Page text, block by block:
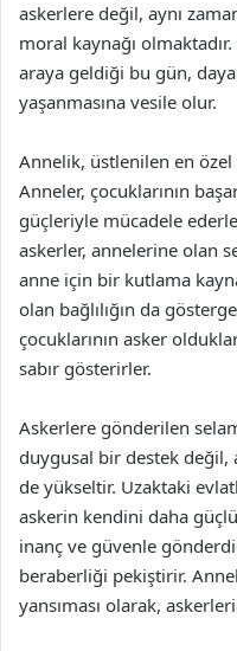
askerlere değil, aynı
moral kaynağı
araya geldiği bu gün,
yaşanmasına vesile olur.
Annelik, üstlenilen en
Anneler, çocuklarının
güçleriyle mücadele
askerler, annelerine olan
anne için bir kutlama
olan bağlılığın da
çocuklarının asker
sabır gösterirler.
Askerlere gönderilen
duygusal bir destek değil,
de yükseltir. Uzaktaki
askerin kendini daha
inanç ve güvenle
beraberliği pekiştirir.
yansıması olarak,